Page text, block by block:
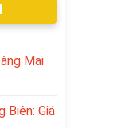
Mai
Biên: Giá